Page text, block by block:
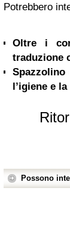
Potrebbero
Oltre i
traduzione
l’igiene e
Possono